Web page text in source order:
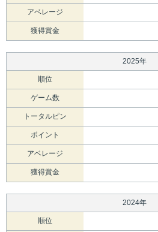
アベレージ
獲得賞金
2025年
順位
ゲーム数
トータルピン
ポイント
アベレージ
獲得賞金
2024年
順位